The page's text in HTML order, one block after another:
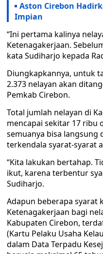
Aston Cirebon
Impian
“Ini pertama kalinya
Ketenagakerjaan.
kata Sudiharjo kepada
Diungkapkannya, untuk
2.373 nelayan akan
Pemkab Cirebon.
Total jumlah nelayan di
mencapai sekitar 17 ribu
semuanya bisa langsung
terkendala syarat-syarat
“Kita lakukan bertahap.
ikut, karena terbentur
Sudiharjo.
Adapun beberapa syarat
Ketenagakerjaan bagi
Kabupaten Cirebon,
(Kartu Pelaku Usaha
dalam Data Terpadu